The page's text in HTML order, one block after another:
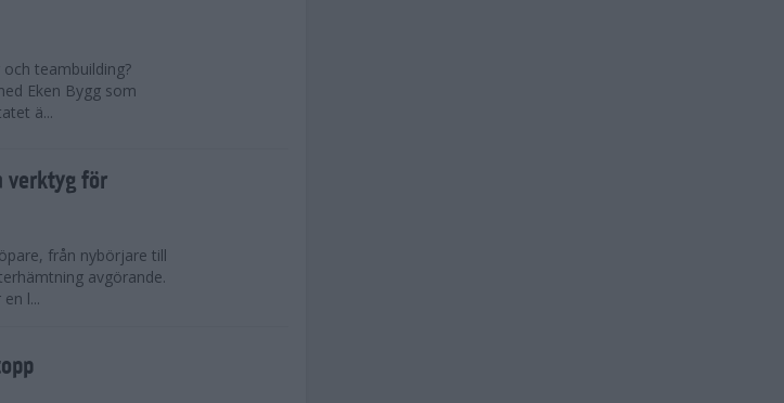
teambuilding?
Eken Bygg som
ä...
verktyg för
från nybörjare till
avgörande.
l...